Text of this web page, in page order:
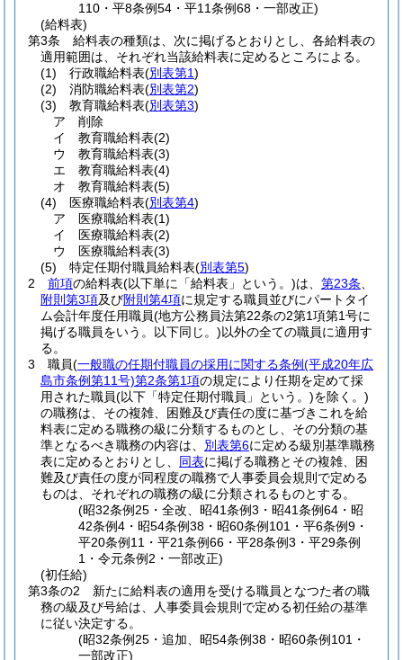
110・平8条例54・平11条例68・一部改正)
(給料表)
第3条
給料表の種類は、次に掲げるとおりとし、各給料表の
適用範囲は、それぞれ当該給料表に定めるところによる。
(1)
行政職給料表(別表第1)
(2)
消防職給料表(別表第2)
(3)
教育職給料表(別表第3)
ア
削除
イ
教育職給料表(2)
ウ
教育職給料表(3)
エ
教育職給料表(4)
オ
教育職給料表(5)
(4)
医療職給料表(別表第4)
ア
医療職給料表(1)
イ
医療職給料表(2)
ウ
医療職給料表(3)
(5)
特定任期付職員給料表(別表第5)
2
前項の給料表(以下単に「給料表」という。)は、 第23条
附則第3項及び附則第4項に規定する職員並びにパートタイ
ム会計年度任用職員(地方公務員法第22条の2第1項第1号に
掲げる職員をいう。以下同じ。)以外の全ての職員に適用す
る。
3
職員(一般職の任期付職員の採用に関する条例(平成20年広
島市条例第11号)第2条第1項の規定により任期を定めて採
用された職員(以下「特定任期付職員」という。)を除く。)
の職務は、その複雑、困難及び責任の度に基づきこれを給
料表に定める職務の級に分類するものとし、その分類の基
準となるべき職務の内容は、 別表第6に定める級別基準職務
表に定めるとおりとし、 同表に掲げる職務とその複雑、困
難及び責任の度が同程度の職務で人事委員会規則で定める
ものは、それぞれの職務の級に分類されるものとする。
(昭32条例25・全改、昭41条例3・昭41条例64・昭
42条例4・昭54条例38・昭60条例101・平6条例9・
平20条例11・平21条例66・平28条例3・平29条例
1・令元条例2・一部改正)
(初任給)
第3条の2
新たに給料表の適用を受ける職員となつた者の職
務の級及び号給は、人事委員会規則で定める初任給の基準
に従い決定する。
(昭32条例25・追加、昭54条例38・昭60条例101・
一部改正)